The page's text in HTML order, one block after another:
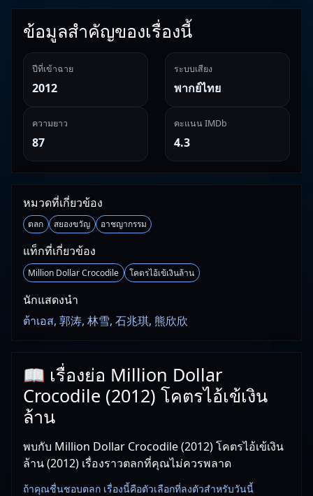
ข้อมูลสำคัญของเรื่องนี้
ปีที่เข้าฉาย
2012
ระบบเสียง
พากย์ไทย
ความยาว
87
คะแนน IMDb
4.3
หมวดที่เกี่ยวข้อง
ตลก สยองขวัญ อาชญากรรม
แท็กที่เกี่ยวข้อง
Million Dollar Crocodile โคตรไอ้เข้เงินล้าน
นักแสดงนำ
ต้าเอส, 郭涛, 林雪, 石兆琪, 熊欣欣
📖 เรื่องย่อ Million Dollar
Crocodile (2012) โคตรไอ้เข้เงิน
ล้าน
พบกับ Million Dollar Crocodile (2012) โคตรไอ้เข้เงิน
ล้าน (2012) เรื่องราวตลกที่คุณไม่ควรพลาด
ถ้าคุณชื่นชอบตลก เรื่องนี้คือตัวเลือกที่ลงตัวสำหรับวันนี้